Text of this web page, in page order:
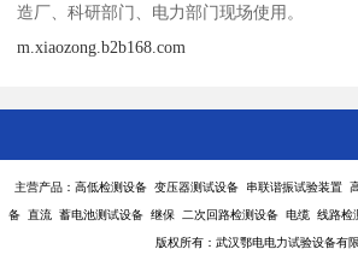
造厂、科研部门、电力部门现场使用。
m.xiaozong.b2b168.com
主营产品：高低检测设备 变压器测试设备 串联谐振试验装置
备 直流 蓄电池测试设备 继保 二次回路检测设备 电缆 线路检
版权所有：武汉鄂电电力试验设备有